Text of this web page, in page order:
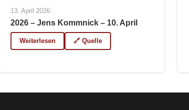
13. April 2026
2026 – Jens Kommnick – 10. April
Weiterlesen 🔗 Quelle